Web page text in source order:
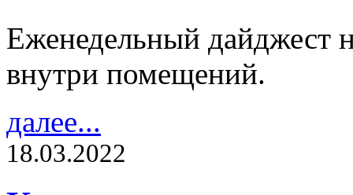
Еженедельный дайджест
внутри помещений.
далее...
18.03.2022